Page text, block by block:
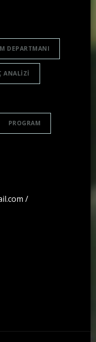
DEPARTMANI
ANALIZI
PROGRAM
/